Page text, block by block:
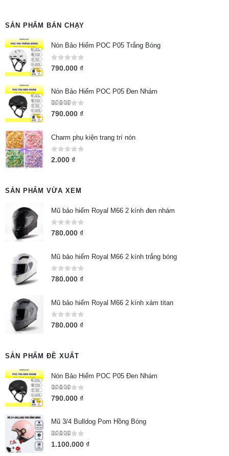
SẢN PHẨM BÁN CHẠY
Nón Bảo Hiểm POC P05 Trắng Bóng
0out of 5
790.000 ₫
Nón Bảo Hiểm POC P05 Đen Nhám
5.00 out of 5
790.000 ₫
Charm phụ kiện trang trí nón
0 out of 5
2.000 ₫
SẢN PHẨM VỪA XEM
Mũ bảo hiểm Royal M66 2 kính đen nhám
0out of 5
780.000 ₫
Mũ bảo hiểm Royal M66 2 kính trắng bóng
0out of 5
780.000 ₫
Mũ bảo hiểm Royal M66 2 kính xám titan
0out of 5
780.000 ₫
SẢN PHẨM ĐỀ XUẤT
Nón Bảo Hiểm POC P05 Đen Nhám
5.00 out of 5
790.000 ₫
Mũ 3/4 Bulldog Pom Hồng Bóng
5.00out of 5
1.100.000 ₫